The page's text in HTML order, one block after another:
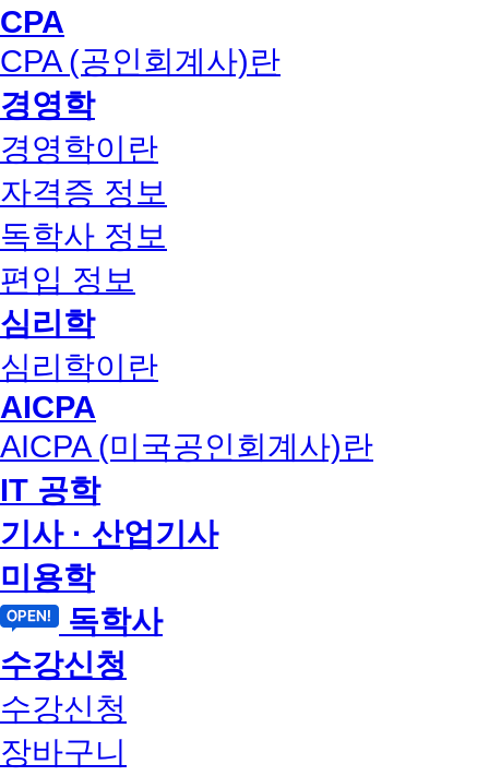
CPA
CPA (공인회계사)란
경영학
경영학이란
자격증 정보
독학사 정보
편입 정보
심리학
심리학이란
AICPA
AICPA (미국공인회계사)란
IT 공학
기사 · 산업기사
미용학
독학사
수강신청
수강신청
장바구니